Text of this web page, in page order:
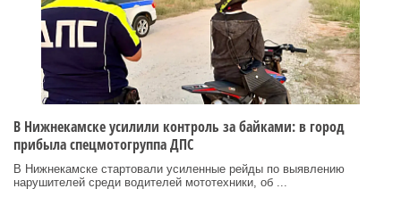
В Нижнекамске усилили контроль за байками: в город
прибыла спецмотогруппа ДПС
В Нижнекамске стартовали усиленные рейды по выявлению
нарушителей среди водителей мототехники, об ...